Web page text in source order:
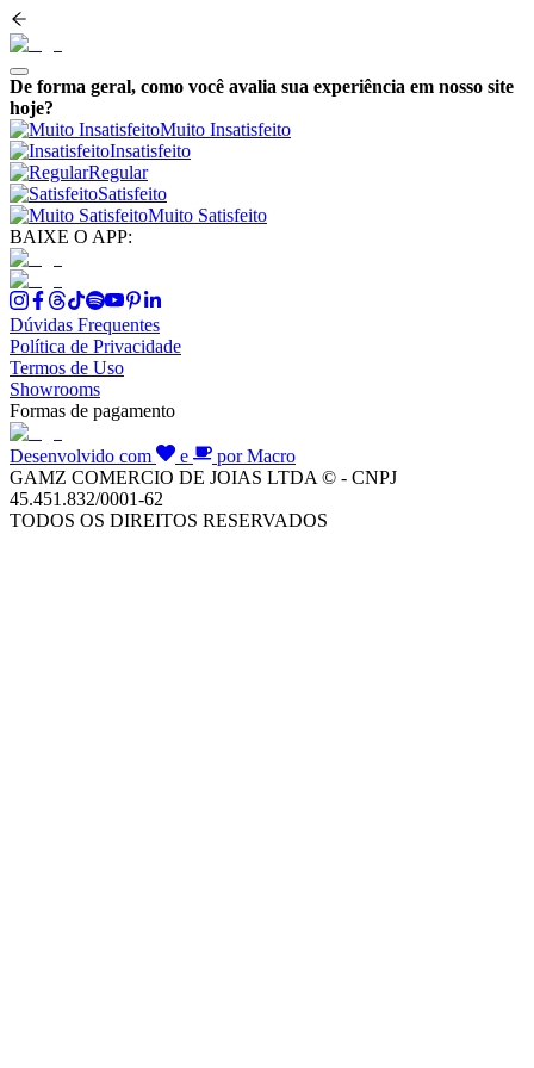
De forma geral, como você avalia sua experiência em nosso site
hoje?
Muito Insatisfeito
Insatisfeito
Regular
Satisfeito
Muito Satisfeito
BAIXE O APP:
Dúvidas Frequentes
Política de Privacidade
Termos de Uso
Showrooms
Formas de pagamento
Desenvolvido com e
por Macro
GAMZ COMERCIO DE JOIAS LTDA © - CNPJ
45.451.832/0001-62
TODOS OS DIREITOS RESERVADOS